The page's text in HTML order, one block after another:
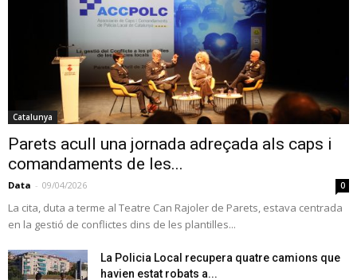
Catalunya
Parets acull una jornada adreçada als caps i
comandaments de les...
Data - 09/04/2026 0
La cita, duta a terme al Teatre Can Rajoler de Parets, estava centrada
en la gestió de conflictes dins de les plantilles...
La Policia Local recupera quatre camions que
havien estat robats a...